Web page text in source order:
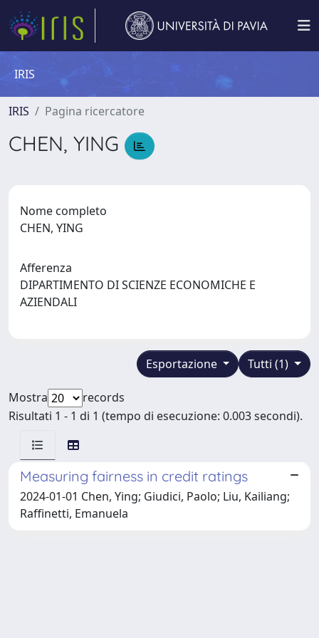
IRIS
IRIS Pagina ricercatore
CHEN, YING
Nome completo
CHEN, YING
Afferenza
DIPARTIMENTO DI SCIENZE ECONOMICHE E
AZIENDALI
Tutti (1)
Esportazione
Mostra
records
Risultati 1 - 1 di 1 (tempo di esecuzione: 0.003 secondi).
Measuring fairness in credit ratings
2024-01-01 Chen, Ying; Giudici, Paolo; Liu, Kailiang;
Raffinetti, Emanuela